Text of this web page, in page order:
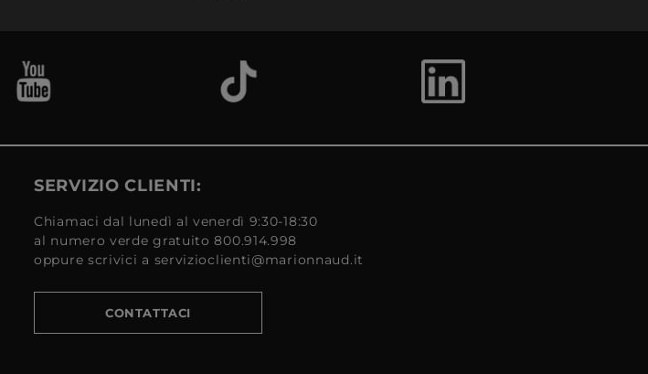
SERVIZIO CLIENTI:
Chiamaci dal lunedì al venerdì 9:30-18:30
al numero verde gratuito 800.914.998
oppure scrivici a servizioclienti@marionnaud.it
CONTATTACI